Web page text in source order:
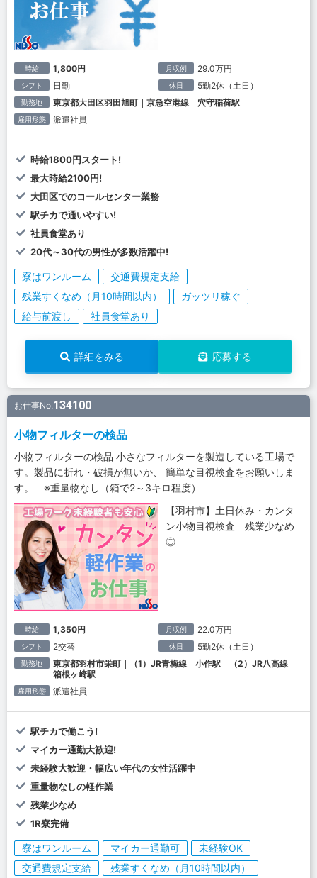
時給 1,800円 月収例 29.0万円
シフト 日勤 休日 5勤2休（土日）
勤務地 東京都大田区羽田旭町｜京急空港線 穴守稲荷駅
雇用形態 派遣社員
時給1800円スタート!
最大時給2100円!
大田区でのコールセンター業務
駅チカで通いやすい!
社員食堂あり
20代～30代の男性が多数活躍中!
寮はワンルーム
交通費規定支給
残業すくなめ（月10時間以内）
ガッツリ稼ぐ
給与前渡し
社員食堂あり
詳細をみる 応募する
お仕事No.134100
小物フィルターの検品
小物フィルターの検品 小さなフィルターを製造している工場で
す。製品に折れ・破損が無いか、 簡単な目視検査をお願いしま
す。 ※重量物なし（箱で2～3キロ程度）
【羽村市】土日休み・カンタ
ン小物目視検査 残業少なめ
◎
時給 1,350円 月収例 22.0万円
シフト 2交替 休日 5勤2休（土日）
勤務地
東京都羽村市栄町｜（1）JR青梅線 小作駅 （2）JR八高線
箱根ヶ崎駅
雇用形態 派遣社員
駅チカで働こう!
マイカー通勤大歓迎!
未経験大歓迎・幅広い年代の女性活躍中
重量物なしの軽作業
残業少なめ
1R寮完備
寮はワンルーム マイカー通勤可
未経験OK
交通費規定支給
残業すくなめ（月10時間以内）